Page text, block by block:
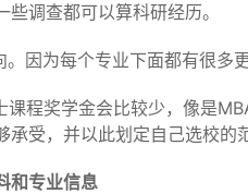
调查都可以算科研经历。
因为每个专业下面都有很多更
程奖学金会比较少，像是
受，并以此划定自己选校的
和专业信息